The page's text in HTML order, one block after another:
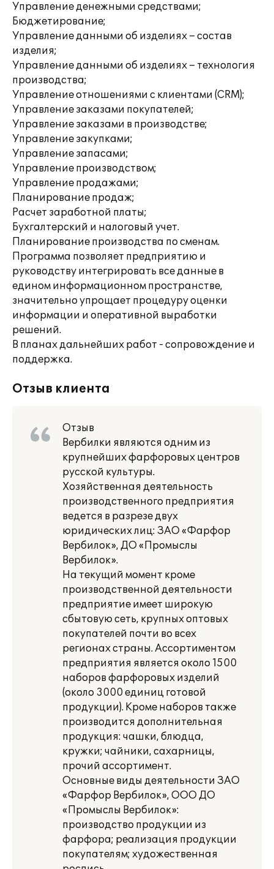
Управление денежными средствами;
Бюджетирование;
Управление данными об изделиях – состав
изделия;
Управление данными об изделиях – технология
производства;
Управление отношениями с клиентами (CRM);
Управление заказами покупателей;
Управление заказами в производстве;
Управление закупками;
Управление запасами;
Управление производством;
Управление продажами;
Планирование продаж;
Расчет заработной платы;
Бухгалтерский и налоговый учет.
Планирование производства по сменам.
Программа позволяет предприятию и
руководству интегрировать все данные в
едином информационном пространстве,
значительно упрощает процедуру оценки
информации и оперативной выработки
решений.
В планах дальнейших работ - сопровождение и
поддержка.
Отзыв клиента
Отзыв
Вербилки являются одним из
крупнейших фарфоровых центров
русской культуры.
Хозяйственная деятельность
производственного предприятия
ведется в разрезе двух
юридических лиц: ЗАО «Фарфор
Вербилок», ДО «Промыслы
Вербилок».
На текущий момент кроме
производственной деятельности
предприятие имеет широкую
сбытовую сеть, крупных оптовых
покупателей почти во всех
регионах страны. Ассортиментом
предприятия является около 1500
наборов фарфоровых изделий
(около 3000 единиц готовой
продукции). Кроме наборов также
производится дополнительная
продукция: чашки, блюдца,
кружки; чайники, сахарницы,
прочий ассортимент.
Основные виды деятельности ЗАО
«Фарфор Вербилок», ООО ДО
«Промыслы Вербилок»:
производство продукции из
фарфора; реализация продукции
покупателям; художественная